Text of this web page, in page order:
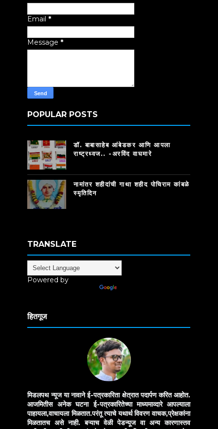
Email *
Message *
POPULAR POSTS
डॉ. बाबासाहेब आंबेडकर आणि आपला
राष्ट्रध्वज.. -अरविंद वाघमारे
नामांतर शहीदांची गाथा शहीद पोचिराम कांबळे
स्मृतिदिन
TRANSLATE
Powered by
हितगूज
मिडलपथ न्यूज या नावाने ई-पत्रकारिता क्षेत्रात पदार्पण करित आहोत.
आजमितीस अनेक घटना ई-पत्रकारितेच्या माध्यमाव्दारे आपल्याला
पाहायला,वाचायला मिळतात.परंतू त्याचे यथार्थ विवरण वाचक,प्रेक्षकांना
मिळतातच असे नाही. बऱ्याच वेळी पेडन्यूज वा अन्य कारणास्तव